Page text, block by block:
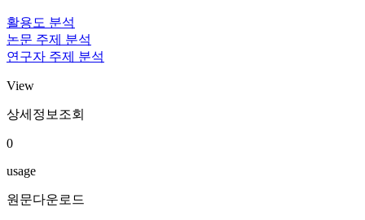
활용도 분석
논문 주제 분석
연구자 주제 분석
View
상세정보조회
0
usage
원문다운로드